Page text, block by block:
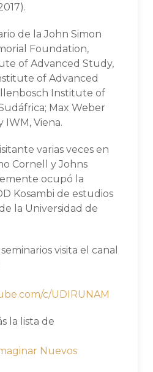
de la John Simon
Foundation,
of Advanced Study,
of Advanced
Institute of
Max Weber
IWM, Viena.
varias veces en
Cornell y Johns
ocupó la
Kosambi de estudios
la Universidad de
visita el canal
c/UDIRUNAM
la lista de
Nuevos